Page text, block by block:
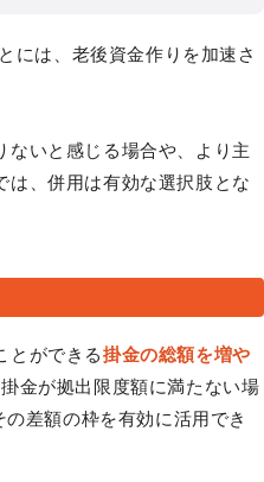
には、老後資金作りを加速さ
ないと感じる場合や、より主
は、併用は有効な選択肢とな
とができる掛金の総額を増や
金が拠出限度額に満たない場
差額の枠を有効に活用でき